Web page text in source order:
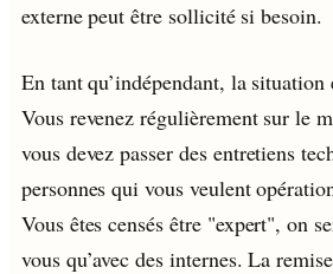
externe peut être sollicité si besoin.
En tant qu’indépendant, la
Vous revenez régulièrement sur le
vous devez passer des entretiens
personnes qui vous veulent
Vous êtes censés être "expert", on
vous qu’avec des internes. La